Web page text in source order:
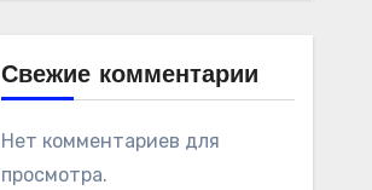
Свежие комментарии
Нет комментариев для
просмотра.